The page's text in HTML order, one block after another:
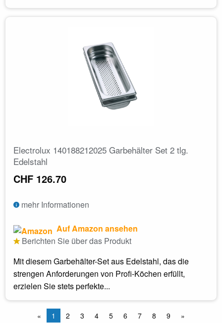
Electrolux 140188212025 Garbehälter Set 2 tlg.
Edelstahl
CHF 126.70
mehr Informationen
Auf Amazon ansehen
Berichten Sie über das Produkt
Mit diesem Garbehälter-Set aus Edelstahl, das die
strengen Anforderungen von Profi-Köchen erfüllt,
erzielen Sie stets perfekte...
« 1 2 3 4 5 6 7 8 9 »